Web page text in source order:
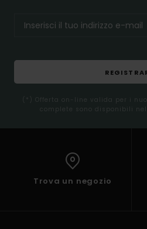
(*) Offerta on-line valida per i
complete sono disponibili
Trova un negozio